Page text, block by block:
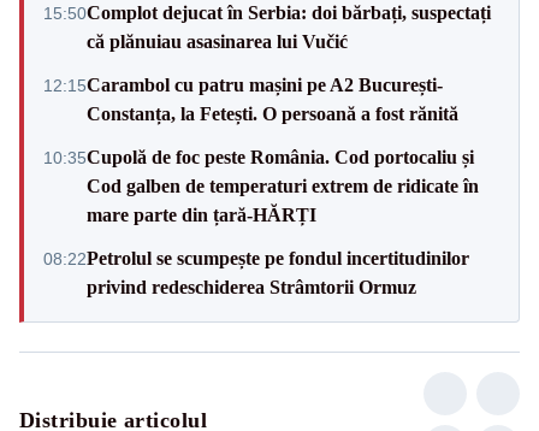
15:50Complot dejucat în Serbia: doi bărbați, suspectați
că plănuiau asasinarea lui Vučić
12:15Carambol cu patru mașini pe A2 București-
Constanța, la Fetești. O persoană a fost rănită
10:35Cupolă de foc peste România. Cod portocaliu și
Cod galben de temperaturi extrem de ridicate în
mare parte din țară-HĂRȚI
08:22Petrolul se scumpește pe fondul incertitudinilor
privind redeschiderea Strâmtorii Ormuz
Distribuie articolul